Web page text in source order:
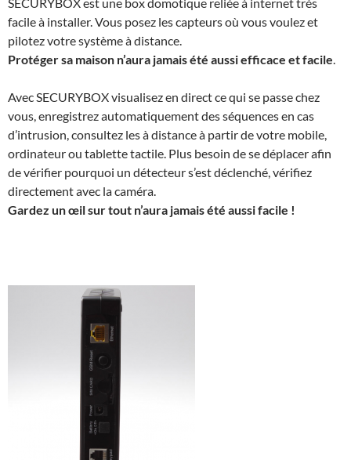
facile à installer. Vous posez les capteurs où vous voulez et
pilotez votre système à distance.
Protéger sa maison n’aura jamais été aussi efficace et facile
Avec SECURYBOXvisualisez en direct ce qui se passe chez
vous, enregistrez automatiquement des séquences en cas
d’intrusion, consultez les à distance à partir de votre mobile,
ordinateur ou tablette tactile. Plus besoin de se déplacer afin
de vérifier pourquoi un détecteur s’est déclenché, vérifiez
directement avec la caméra.
Gardez un œil sur tout n’aura jamais été aussi facile !